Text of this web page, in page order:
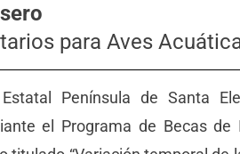
para Aves
Península de Santa
el Programa de Becas